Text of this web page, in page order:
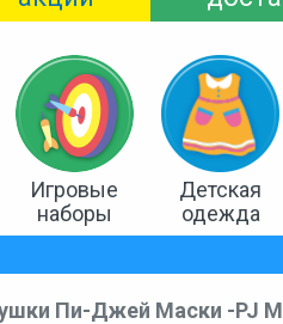
Игровые
наборы
Детская
одежда
Пи-Джей Маски -PJ